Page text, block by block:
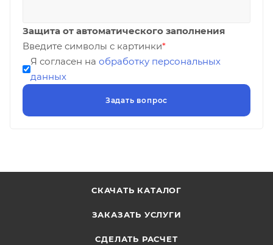
Защита от автоматического заполнения
Введите символы с картинки*
Я согласен на обработку персональных
данных
СКАЧАТЬ КАТАЛОГ
ЗАКАЗАТЬ УСЛУГИ
СДЕЛАТЬ РАСЧЕТ